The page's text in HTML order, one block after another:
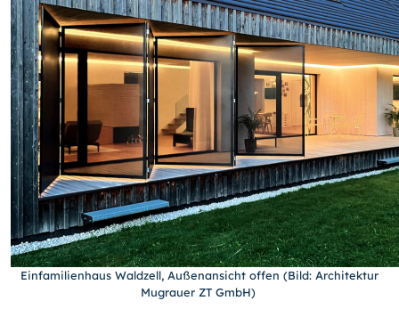
Einfamilienhaus Waldzell, Außenansicht offen (Bild: Architektur
Mugrauer ZT GmbH)